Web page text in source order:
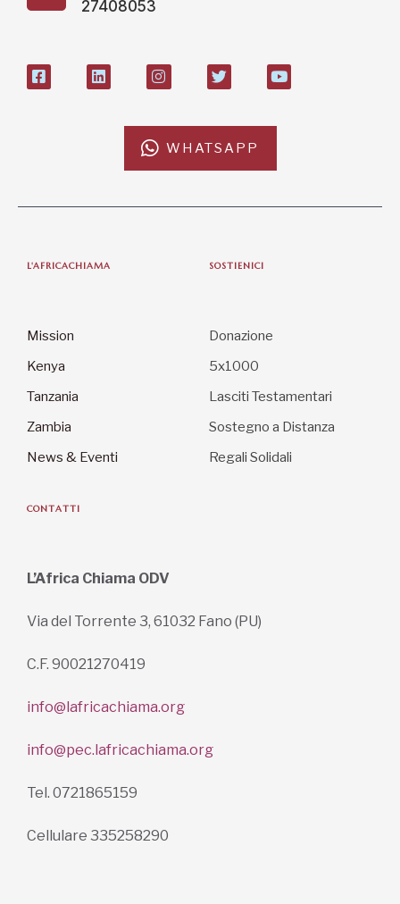
27408053
WHATSAPP
L'AFRICACHIAMA
Mission
Kenya
Tanzania
Zambia
News & Eventi
SOSTIENICI
Donazione
5x1000
Lasciti Testamentari
Sostegno a Distanza
Regali Solidali
CONTATTI
L’Africa Chiama ODV
Via del Torrente 3, 61032 Fano (PU)
C.F. 90021270419
info@lafricachiama.org
info@pec.lafricachiama.org
Tel. 0721865159
Cellulare 335258290